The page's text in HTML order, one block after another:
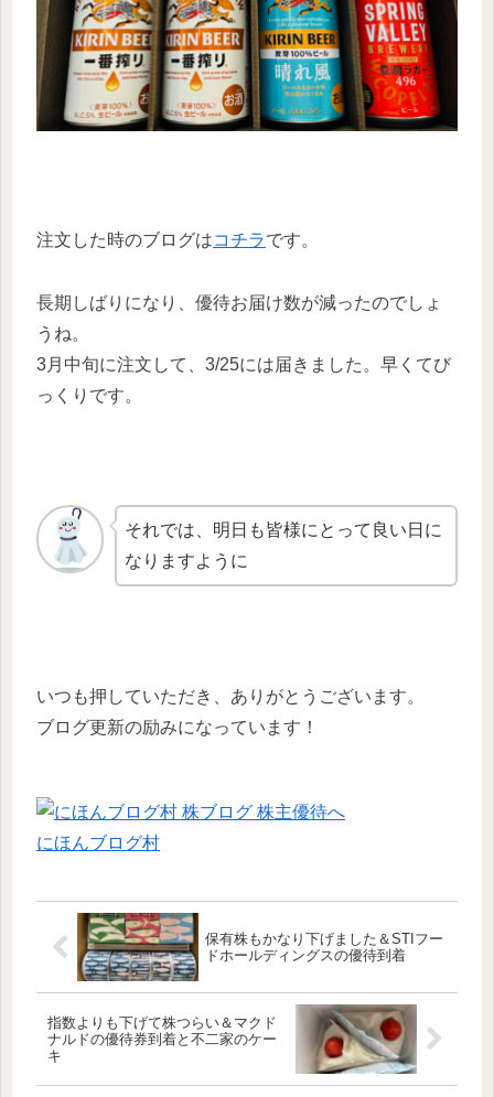
注文した時のブログはコチラです。
長期しばりになり、優待お届け数が減ったのでしょ
うね。
3月中旬に注文して、3/25には届きました。早くてび
っくりです。
それでは、明日も皆様にとって良い日に
なりますように
いつも押していただき、ありがとうございます。
ブログ更新の励みになっています！
にほんブログ村
保有株もかなり下げました＆STIフー
ドホールディングスの優待到着
指数よりも下げて株つらい＆マクド
ナルドの優待券到着と不二家のケー
キ